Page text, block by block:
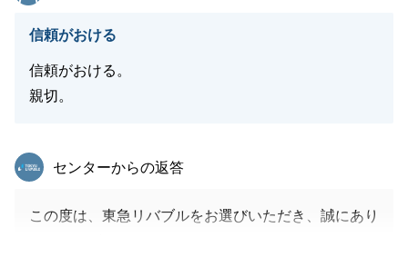
信頼がおける
信頼がおける。
親切。
東急リバブル
センターからの返答
この度は、東急リバブルをお選びいただき、誠にあり